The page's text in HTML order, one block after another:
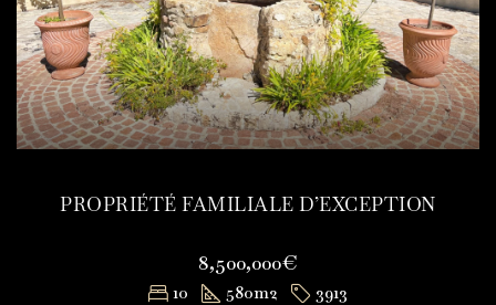
PROPRIÉTÉ FAMILIALE D’EXCEPTION
8,500,000€
10 580m2 3913